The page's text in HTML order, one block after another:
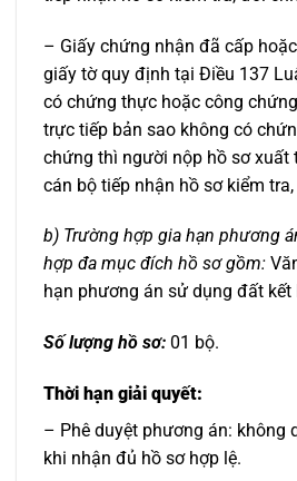
– Giấy chứng nhận đã cấp
giấy tờ quy định tại Điều 137
có chứng thực hoặc công
trực tiếp bản sao không có
chứng thì người nộp hồ sơ xuất
cán bộ tiếp nhận hồ sơ kiểm
b) Trường hợp gia hạn phương
hợp đa mục đích hồ sơ gồm:
hạn phương án sử dụng đất kết
Số lượng hồ sơ: 01 bộ.
Thời hạn giải quyết:
– Phê duyệt phương án: không
khi nhận đủ hồ sơ hợp lệ.